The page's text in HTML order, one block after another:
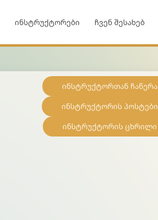
ინსტრუქტორები ჩვენ შესახებ
ინსტრუქტორთან ჩაწერა
ინსტრუქტორის პოსტები
ინსტრუქტორის ცხრილი